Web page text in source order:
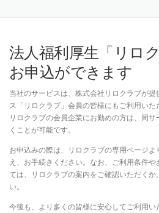
法人福利厚生「リロ
お申込ができます
当社のサービスは、 株式会社 リ ロクラブが提
ス「 リ ロクラブ」 会員の皆様にもご利用いた
リ ロクラブの会員企業にお勤めの方は、 同サ
く ことが可能です。
お申込みの際は、 リ ロクラブの専用ページよ
え、 お手続き ください。 なお、 ご利用条件や
ては、 リ ロクラブの案内をご確認いただく か、
い。
今後も、 より 多く の皆様に安心してご利用い